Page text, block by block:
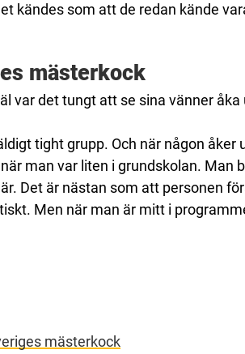
kändes som att de redan kände
mästerkock
var det tungt att se sina vänner åka
tight grupp. Och när någon åker
man var liten i grundskolan. Man
Det är nästan som att personen
Men när man är mitt i
mästerkock